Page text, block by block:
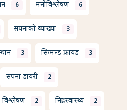
6 मनोविश्लेषण 6
सपनाको व्याख्या 3
3 सिग्मन्ड फ्रायड 3
सपना डायरी 2
विश्लेषण 2 निद्रा स्वास्थ्य 2